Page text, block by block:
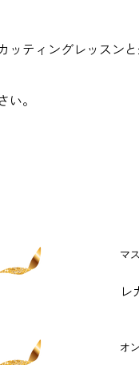
ティングレッスン
。
マ
レ
オ